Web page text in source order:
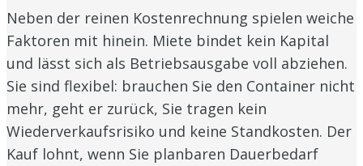
Neben der reinen Kostenrechnung spielen weiche
Faktoren mit hinein. Miete bindet kein Kapital
und lässt sich als Betriebsausgabe voll abziehen.
Sie sind flexibel: brauchen Sie den Container nicht
mehr, geht er zurück, Sie tragen kein
Wiederverkaufsrisiko und keine Standkosten. Der
Kauf lohnt, wenn Sie planbaren Dauerbedarf